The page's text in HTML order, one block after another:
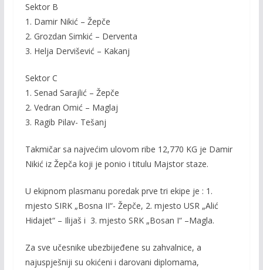
Sektor B
1. Damir Nikić – Žepče
2. Grozdan Simkić – Derventa
3. Helja Dervišević – Kakanj
Sektor C
1. Senad Sarajlić – Žepče
2. Vedran Omić – Maglaj
3. Ragib Pilav- Tešanj
Takmičar sa najvećim ulovom ribe 12,770 KG je Damir
Nikić iz Žepča koji je ponio i titulu Majstor staze.
U ekipnom plasmanu poredak prve tri ekipe je : 1.
mjesto SIRK „Bosna II“- Žepče, 2. mjesto USR „Alić
Hidajet“ – Ilijaš i 3. mjesto SRK „Bosan I“ –Magla.
Za sve učesnike ubezbijeđene su zahvalnice, a
najuspješniji su okićeni i darovani diplomama,